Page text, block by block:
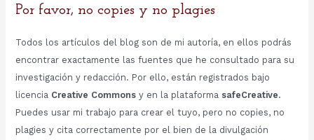
Por favor, no copies y no plagies
Todos los artículos del blog son de mi autoría, en ellos podrás
encontrar exactamente las fuentes que he consultado para su
investigación y redacción. Por ello, están registrados bajo
licencia Creative Commonsy en la plataforma safeCreative.
Puedes usar mi trabajo para crear el tuyo, pero no copies, no
plagies y cita correctamente por el bien de la divulgación